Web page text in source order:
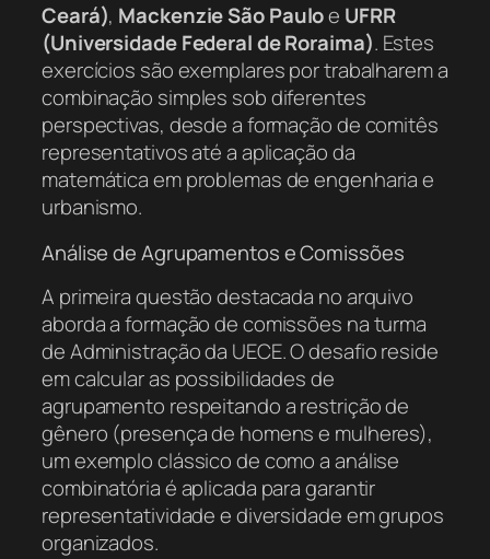
Ceará), Mackenzie São Pauloe UFRR
(Universidade Federal de Roraima). Estes
exercícios são exemplares por trabalharem a
combinação simples sob diferentes
perspectivas, desde a formação de comitês
representativos até a aplicação da
matemática em problemas de engenharia e
urbanismo.
Análise de Agrupamentos e Comissões
A primeira questão destacada no arquivo
aborda a formação de comissões na turma
de Administração da UECE. O desafio reside
em calcular as possibilidades de
agrupamento respeitando a restrição de
gênero (presença de homens e mulheres),
um exemplo clássico de como a análise
combinatória é aplicada para garantir
representatividade e diversidade em grupos
organizados.